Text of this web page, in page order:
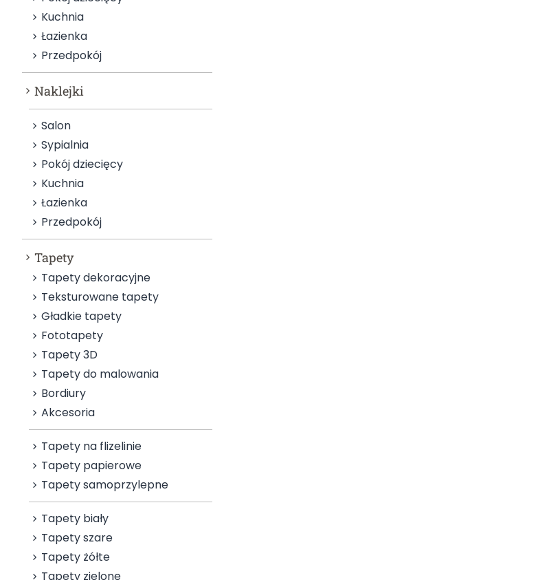
Kuchnia
Łazienka
Przedpokój
Naklejki
Salon
Sypialnia
Pokój dziecięcy
Kuchnia
Łazienka
Przedpokój
Tapety
Tapety dekoracyjne
Teksturowane tapety
Gładkie tapety
Fototapety
Tapety 3D
Tapety do malowania
Bordiury
Akcesoria
Tapety na flizelinie
Tapety papierowe
Tapety samoprzylepne
Tapety biały
Tapety szare
Tapety żółte
Tapety zielone